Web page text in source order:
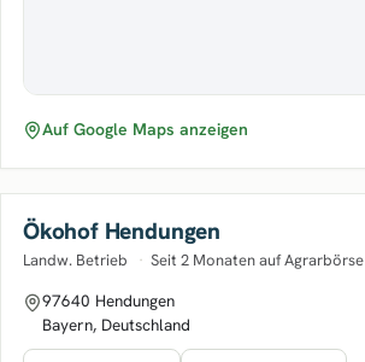
Auf Google Maps anzeigen
Ökohof Hendungen
Landw. Betrieb · Seit 2 Monaten auf Agrarbörse
97640 Hendungen
Bayern, Deutschland